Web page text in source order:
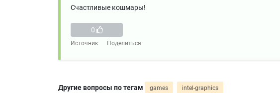
Счастливые кошмары!
0
Источник Поделиться
Другие вопросы по тегам games intel-graphics